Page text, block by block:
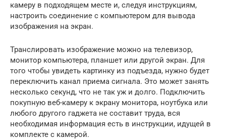
камеру в подходящем месте и, следуя инструкциям,
настроить соединение с компьютером для вывода
изображения на экран.
Транслировать изображение можно на телевизор,
монитор компьютера, планшет или другой экран. Для
того чтобы увидеть картинку из подъезда, нужно будет
переключить канал приема сигнала. Это может занять
несколько секунд, что не так уж и долго. Подключить
покупную веб-камеру к экрану монитора, ноутбука или
любого другого гаджета не составит труда, вся
необходимая информация есть в инструкции, идущей в
комплекте с камерой.